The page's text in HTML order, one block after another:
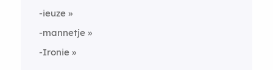
-ieuze
-mannetje
-Ironie